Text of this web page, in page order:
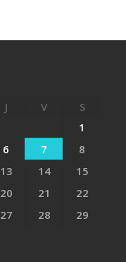
J V
S
1
6 7
8
13 14
15
20 21
22
27 28
29